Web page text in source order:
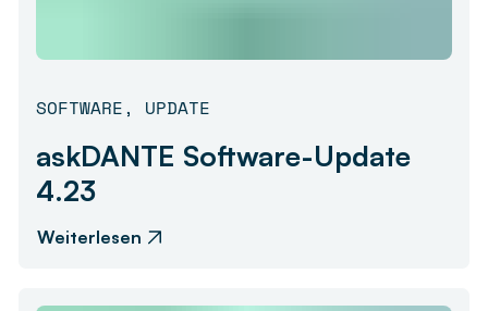
SOFTWARE, UPDATE
askDANTE Software-Update
4.23
Weiterlesen